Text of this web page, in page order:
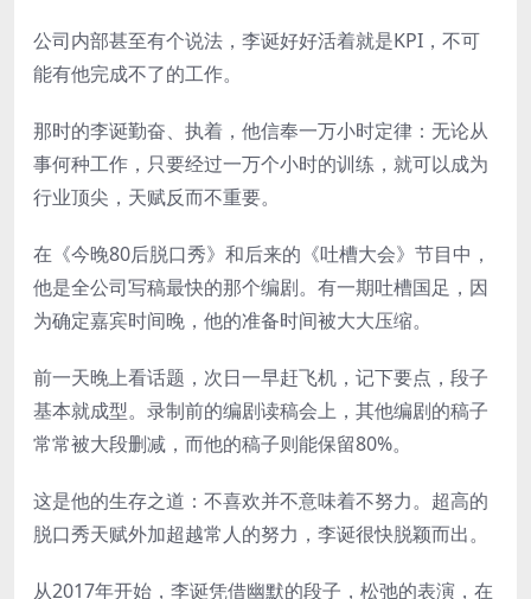
公司内部甚至有个说法，李诞好好活着就是KPI，不可
能有他完成不了的工作。
那时的李诞勤奋、执着，他信奉一万小时定律：无论从
事何种工作，只要经过一万个小时的训练，就可以成为
行业顶尖，天赋反而不重要。
在《今晚80后脱口秀》和后来的《吐槽大会》节目中，
他是全公司写稿最快的那个编剧。有一期吐槽国足，因
为确定嘉宾时间晚，他的准备时间被大大压缩。
前一天晚上看话题，次日一早赶飞机，记下要点，段子
基本就成型。录制前的编剧读稿会上，其他编剧的稿子
常常被大段删减，而他的稿子则能保留80%。
这是他的生存之道：不喜欢并不意味着不努力。超高的
脱口秀天赋外加超越常人的努力，李诞很快脱颖而出。
从2017年开始，李诞凭借幽默的段子，松弛的表演，在